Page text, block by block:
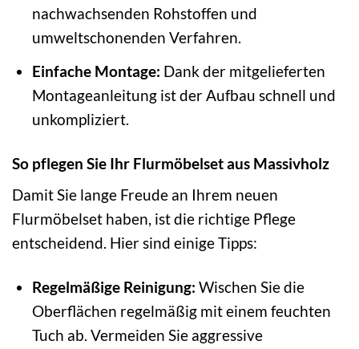
nachwachsenden Rohstoffen und
umweltschonenden Verfahren.
Einfache Montage: Dank der mitgelieferten
Montageanleitung ist der Aufbau schnell und
unkompliziert.
So pflegen Sie Ihr Flurmöbelset aus Massivholz
Damit Sie lange Freude an Ihrem neuen
Flurmöbelset haben, ist die richtige Pflege
entscheidend. Hier sind einige Tipps:
Regelmäßige Reinigung: Wischen Sie die
Oberflächen regelmäßig mit einem feuchten
Tuch ab. Vermeiden Sie aggressive